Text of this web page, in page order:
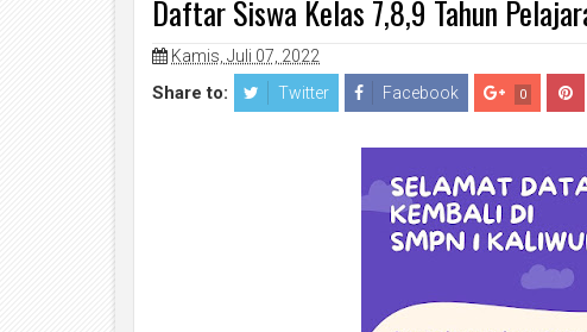
06 May
2026
Daftar Siswa Kelas 7,8,9 Tahun
Kamis, Juli 07, 2022
Share to: Twitter Facebook 0